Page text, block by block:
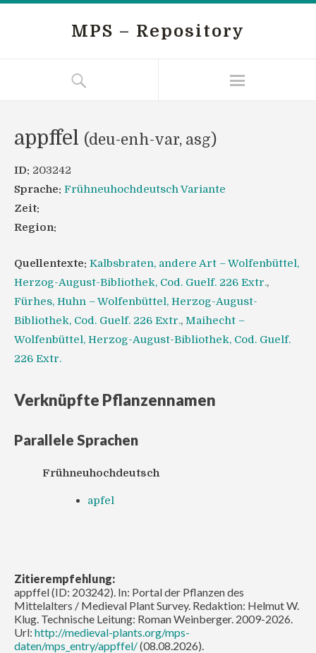
MPS – Repository
appffel (deu-enh-var, asg)
ID: 203242
Sprache: Frühneuhochdeutsch Variante
Zeit:
Region:
Quellentexte: Kalbsbraten, andere Art – Wolfenbüttel,
Herzog-August-Bibliothek, Cod. Guelf. 226 Extr.,
Fürhes, Huhn – Wolfenbüttel, Herzog-August-
Bibliothek, Cod. Guelf. 226 Extr., Maihecht –
Wolfenbüttel, Herzog-August-Bibliothek, Cod. Guelf.
226 Extr.
Verknüpfte Pflanzennamen
Parallele Sprachen
Frühneuhochdeutsch
apfel
Zitierempfehlung:
appffel (ID: 203242). In: Portal der Pflanzen des
Mittelalters / Medieval Plant Survey. Redaktion: Helmut W.
Klug. Technische Leitung: Roman Weinberger. 2009-2026.
Url: http://medieval-plants.org/mps-
daten/mps_entry/appffel/(08.08.2026).